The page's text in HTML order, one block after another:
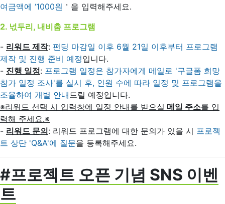
여금액에 ‘1000원 ＇을 입력해주세요.
2. 넋두리, 내비춤 프로그램
- 리워드 제작: 펀딩 마감일 이후 6월 21일 이후부터 프로그램
제작 및 진행 준비 예정입니다.
- 진행 일정: 프로그램 일정은 참가자에게 메일로 '구글폼 희망
참가 일정 조사'를 실시 후, 인원 수에 따라 일정 및 프로그램을
조율하여 개별 안내드릴 예정입니다.
※리워드 선택 시 입력창에 일정 안내를 받으실 메일 주소를 입
력해 주세요.※
- 리워드 문의: 리워드 프로그램에 대한 문의가 있을 시 프로젝
트 상단 'Q&A'에 질문을 등록해주세요.
#프로젝트 오픈 기념 SNS 이벤
트